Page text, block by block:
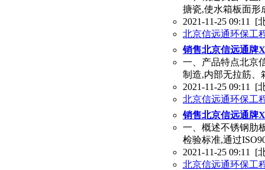
搪瓷,使水箱板面形
2021-11-25 09:11 [
北京信远通环保工
销售北京信远通牌
一、产品特点北京
制造,内部无拉筋、
2021-11-25 09:11 [
北京信远通环保工
销售北京信远通牌
一、概述不锈钢肋
检验标准,通过
2021-11-25 09:11 [
北京信远通环保工